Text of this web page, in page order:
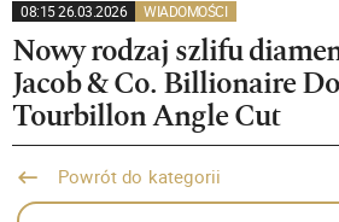
08:15 26.03.2026 WIADOMOŚCI
Nowy rodzaj szlifu
Jacob & Co. Billionaire
Tourbillon Angle Cut
Powrót do kategorii